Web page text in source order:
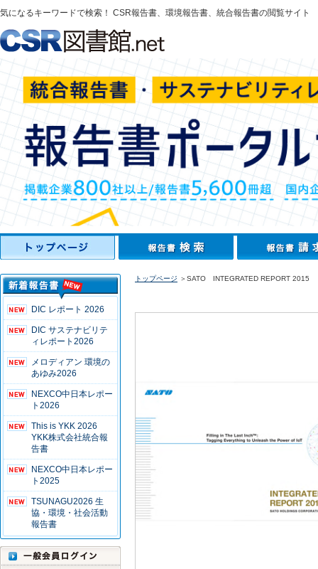
気になるキーワードで検索！ CSR報告書、環境報告書、統合報告書の閲覧サイト
DIC レポート 2026
DIC サステナビリテ
ィレポート2026
メロディアン 環境の
あゆみ2026
NEXCO中日本レポー
ト2026
This is YKK 2026
YKK株式会社統合報
告書
NEXCO中日本レポー
ト2025
TSUNAGU2026 生
協・環境・社会活動
報告書
トップページ ＞SATO INTEGRATED REPORT 2015